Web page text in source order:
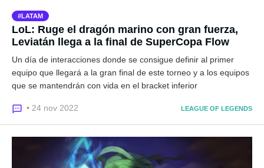
LATAM
LoL: Ruge el dragón marino con gran fuerza,
Leviatán llega a la final de SuperCopa Flow
Un día de interacciones donde se consigue definir al primer
equipo que llegará a la gran final de este torneo y a los equipos
que se mantendrán con vida en el bracket inferior
• 24 nov 2022 LEAGUE OF LEGENDS